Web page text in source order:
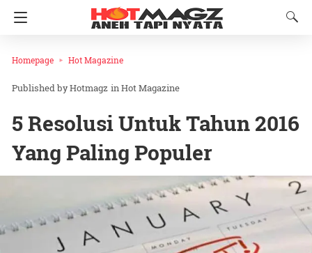
Homepage Hot Magazine
Hotmagz inHot Magazine
5 Resolusi Untuk Tahun 2016
Yang Paling Populer